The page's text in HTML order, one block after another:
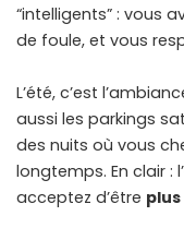
“intelligents” : vous
de foule, et vous
L’été, c’est
aussi les parkings
des nuits où vous
longtemps. En clair :
acceptez d’être